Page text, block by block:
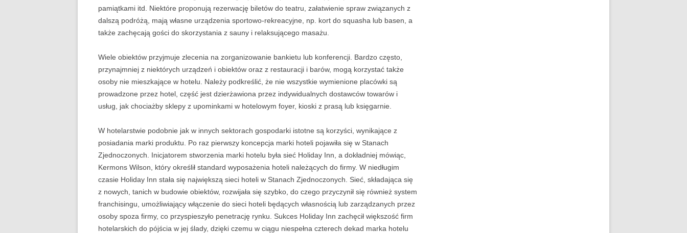
pamiątkami itd. Niektó­re proponują rezerwację biletów do teatru, załatwienie spraw związanych z
dalszą podróżą, mają własne urządzenia sportowo-rekreacyjne, np. kort do squasha lub ba­sen, a
także zachęcają gości do skorzystania z sauny i relaksującego masażu.
Wiele obiektów przyjmuje zlecenia na zorganizowanie bankietu lub konferencji. Bardzo często,
przynajmniej z niektórych urządzeń i obiektów oraz z restauracji i ba­rów, mogą korzystać także
osoby nie mieszkające w hotelu. Należy podkreślić, że nie wszystkie wymienione placówki są
prowadzone przez hotel, część jest dzierżawiona przez indywidualnych dostawców towarów i
usług, jak chociażby sklepy z upominka­mi w hotelowym foyer, kioski z prasą lub księgarnie.
W hotelarstwie podobnie jak w innych sektorach gospodarki istotne są korzyści, wy­nikające z
posiadania marki produktu. Po raz pierwszy koncepcja marki hoteli poja­wiła się w Stanach
Zjednoczonych. Inicjatorem stworzenia marki hotelu była sieć Holiday Inn, a dokładniej mówiąc,
Kermons Wilson, który określił standard wypo­sażenia hoteli należących do firmy. W niedługim
czasie Holiday Inn stała się naj­większą sieci hoteli w Stanach Zjednoczonych. Sieć, składająca się
z nowych, tanich w budowie obiektów, rozwijała się szybko, do czego przyczynił się również system
franchisingu, umożliwiający włączenie do sieci hoteli będących własnością lub zarzą­dzanych przez
osoby spoza firmy, co przyspieszyło penetrację rynku. Sukces Holiday Inn zachęcił większość firm
hotelarskich do pójścia w jej ślady, dzięki czemu w cią­gu niespełna czterech dekad marka hotelu